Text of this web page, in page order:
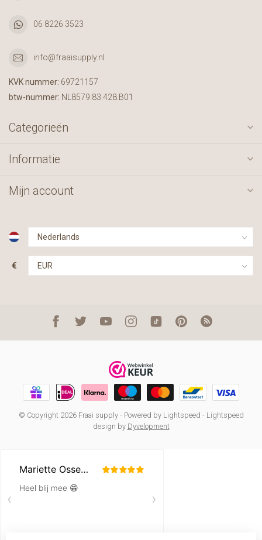
06 8226 3523
info@fraaisupply.nl
KVK nummer: 69721157
btw-nummer: NL8579.83.428.B01
Categorieën
Informatie
Mijn account
€
© Copyright 2026 Fraai supply- Powered by Lightspeed - Lightspeed
design by Dyvelopment